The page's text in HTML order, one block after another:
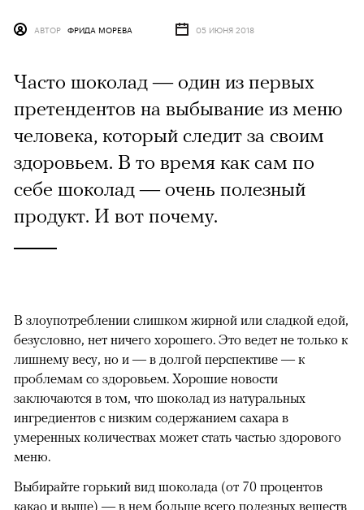
АВТОР ФРИДА МОРЕВА 05 ИЮНЯ 2018
Часто шоколад — один из первых
претендентов на выбывание из меню
человека, который следит за своим
здоровьем. В то время как сам по
себе шоколад — очень полезный
продукт. И вот почему.
В злоупотреблении слишком жирной или сладкой едой,
безусловно, нет ничего хорошего. Это ведет не только к
лишнему весу, но и — в долгой перспективе — к
проблемам со здоровьем. Хорошие новости
заключаются в том, что шоколад из натуральных
ингредиентов с низким содержанием сахара в
умеренных количествах может стать частью здорового
меню.
Выбирайте горький вид шоколада (от 70 процентов
какао и выше) — в нем больше всего полезных веществ